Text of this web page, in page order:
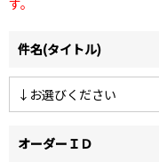
す。
件名(タイトル)
オーダーＩＤ